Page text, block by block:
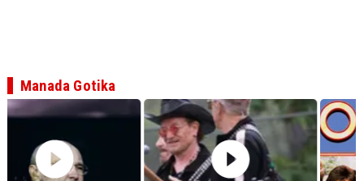
Manada Gotika